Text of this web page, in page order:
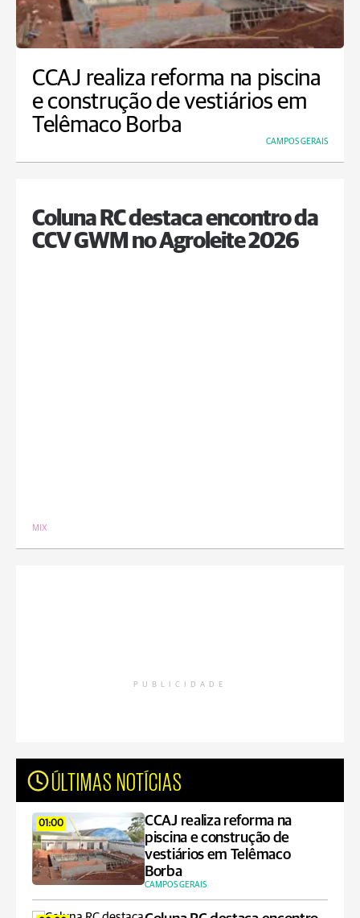
CCAJ realiza reforma na piscina
e construção de vestiários em
Telêmaco Borba
CAMPOS GERAIS
Coluna RC destaca encontro da
CCV GWM no Agroleite 2026
MIX
PUBLICIDADE
ÚLTIMAS NOTÍCIAS
01:00
CCAJ realiza reforma na
piscina e construção de
vestiários em Telêmaco
Borba
CAMPOS GERAIS